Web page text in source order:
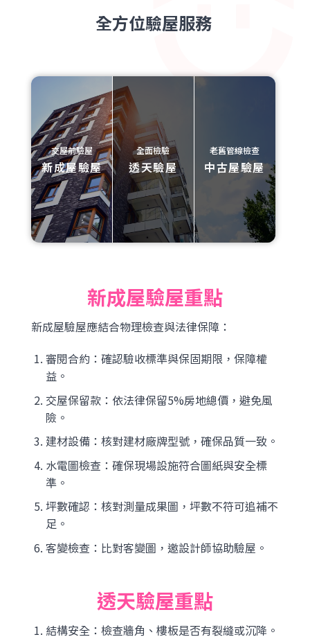
全方位驗屋服務
交屋前驗屋
新成屋驗屋
全面檢驗
透天驗屋
老舊管線檢查
中古屋驗屋
新成屋驗屋重點
新成屋驗屋應結合物理檢查與法律保障：
審閱合約：確認驗收標準與保固期限，保障權
益。
交屋保留款：依法律保留5%房地總價，避免風
險。
建材設備：核對建材廠牌型號，確保品質一致。
水電圖檢查：確保現場設施符合圖紙與安全標
準。
坪數確認：核對測量成果圖，坪數不符可追補不
足。
客變檢查：比對客變圖，邀設計師協助驗屋。
透天驗屋重點
結構安全：檢查牆角、樓板是否有裂縫或沉降。